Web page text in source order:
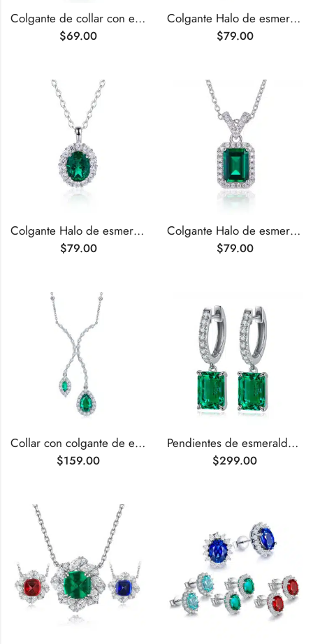
Colgante de collar con esmeralda cultivada en laboratorio de talla esmeralda de 0,5 quilates
$69.00
Colgante Halo de esmeralda cultivada en laboratorio de talla pera de 0,73 ct
$79.00
Colgante Halo de esmeralda cultivada en laboratorio de talla ovalada de 1,0 ct
$79.00
Colgante Halo de esmeralda cultivada en laboratorio de talla esmeralda de 1,25 ct
$79.00
Collar con colgante de esmeralda cultivada en laboratorio de 1,88 quilates
$159.00
Pendientes de esmeralda cultivada en laboratorio de talla esmeralda de 2,75 quilates
$299.00